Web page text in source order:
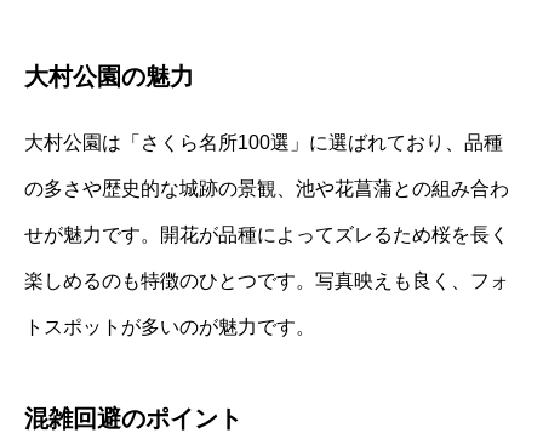
大村公園の魅力
大村公園は「さくら名所100選」に選ばれており、品種
の多さや歴史的な城跡の景観、池や花菖蒲との組み合わ
せが魅力です。開花が品種によってズレるため桜を長く
楽しめるのも特徴のひとつです。写真映えも良く、フォ
トスポットが多いのが魅力です。
混雑回避のポイント